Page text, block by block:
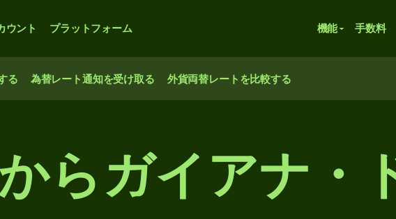
ウント プラットフォーム 機能 手数料
る 為替レート通知を受け取る 外貨両替レートを比較する
らガイアナ・